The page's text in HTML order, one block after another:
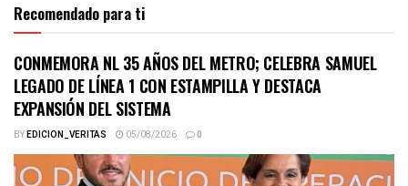
Recomendado para ti
CONMEMORA NL 35 AÑOS DEL METRO; CELEBRA SAMUEL
LEGADO DE LÍNEA 1 CON ESTAMPILLA Y DESTACA
EXPANSIÓN DEL SISTEMA
BYEDICION_VERITAS 05/08/2026 0